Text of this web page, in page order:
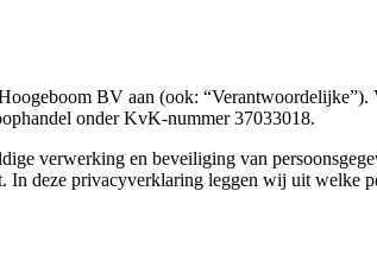
BV aan (ook:
onder KvK-nummer 37033018.
verwerking en beveiliging van
In deze privacyverklaring leggen wij uit welke